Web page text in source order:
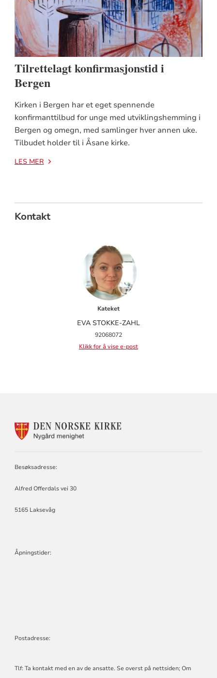
Tilrettelagt konfirmasjonstid i
Bergen
Kirken i Bergen har et eget spennende
konfirmanttilbud for unge med utviklingshemming i
Bergen og omegn, med samlinger hver annen uke.
Tilbudet holder til i Åsane kirke.
LES MER
Kontakt
Kateket
EVA STOKKE-ZAHL
92068072
Klikk for å vise e-post
KONTAKTINFORMASJON
Besøksadresse:
Alfred Offerdals vei 30
5165 Laksevåg
Åpningstider:
Postadresse:
Tlf: Ta kontakt med en av de ansatte. Se overst på nettsiden; Om